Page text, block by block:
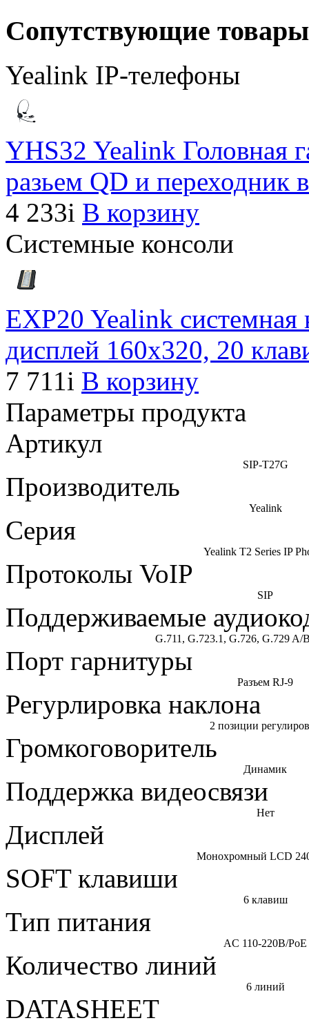
Сопутствующие товары
Yealink IP-телефоны
YHS32 Yealink Головная
разьем QD и переходник
4 233i В корзину
Системные консоли
EXP20 Yealink
дисплей 160x320, 20
7 711i В корзину
Параметры продукта
Артикул
SIP-T27G
Производитель
Yealink
Серия
Yealink T2 Series IP
Протоколы VoIP
SIP
Поддерживаемые
G.711, G.723.1, G.726, G.729 A/
Порт гарнитуры
Разъем RJ-9
Регурлировка наклона
2 позиции
Громкоговоритель
Динамик
Поддержка видеосвязи
Нет
Дисплей
Монохромный LCD
SOFT клавиши
6 клавиш
Тип питания
AC 110-220В/PoE
Количество линий
6 линий
DATASHEET